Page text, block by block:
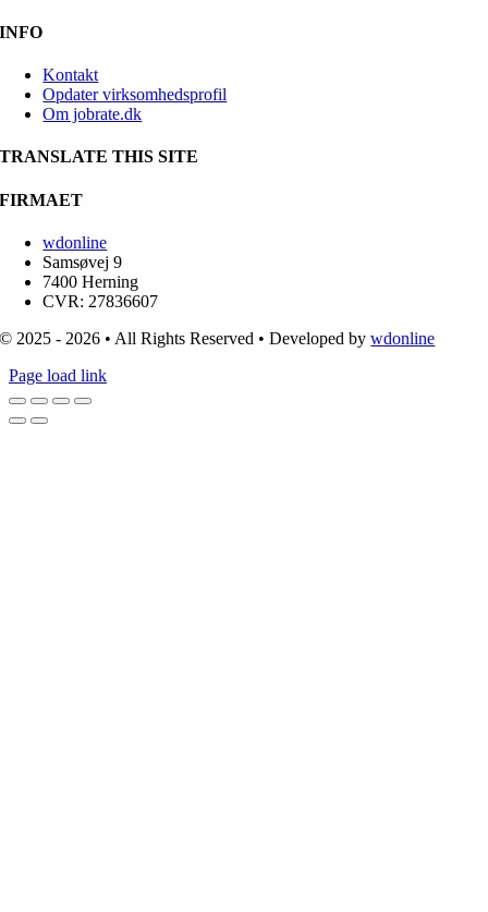
INFO
Kontakt
Opdater virksomhedsprofil
Om jobrate.dk
TRANSLATE THIS SITE
FIRMAET
wdonline
Samsøvej 9
7400 Herning
CVR: 27836607
© 2025 - 2026 • All Rights Reserved • Developed bywdonline
Page load link